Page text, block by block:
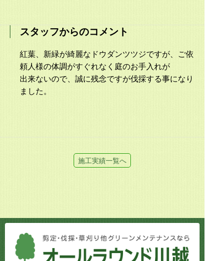
スタッフからのコメント
紅葉、新緑が綺麗なドウダンツツジですが、ご依
頼人様の体調がすぐれなく庭のお手入れが
出来ないので、誠に残念ですが伐採する事になり
ました。
施工実績一覧へ